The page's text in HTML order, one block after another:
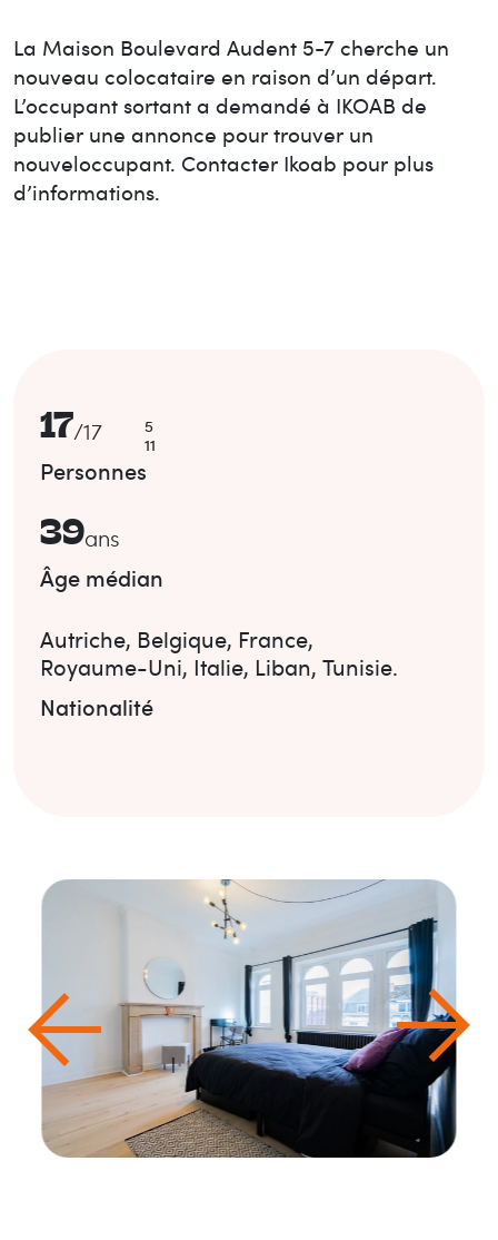
La Maison Boulevard Audent 5-7cherche un
nouveau colocataire en raison d’un départ.
L’occupant sortant a demandé à IKOAB de
publier une annonce pour trouver un
nouveloccupant. Contacter Ikoab pour plus
d’informations.
17/17
5
11
Personnes
39ans
Âge médian
Autriche, Belgique, France,
Royaume-Uni, Italie, Liban, Tunisie.
Nationalité